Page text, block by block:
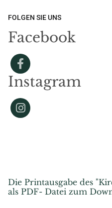
FOLGEN SIE UNS
Facebook
Instagram
Die Printausgabe des
als PDF- Datei zum